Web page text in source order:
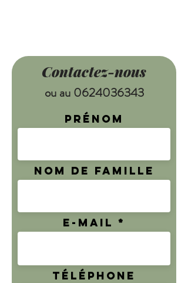
Contactez-nous
ou au 0624036343
Prénom
Nom de famille
E-mail
Téléphone